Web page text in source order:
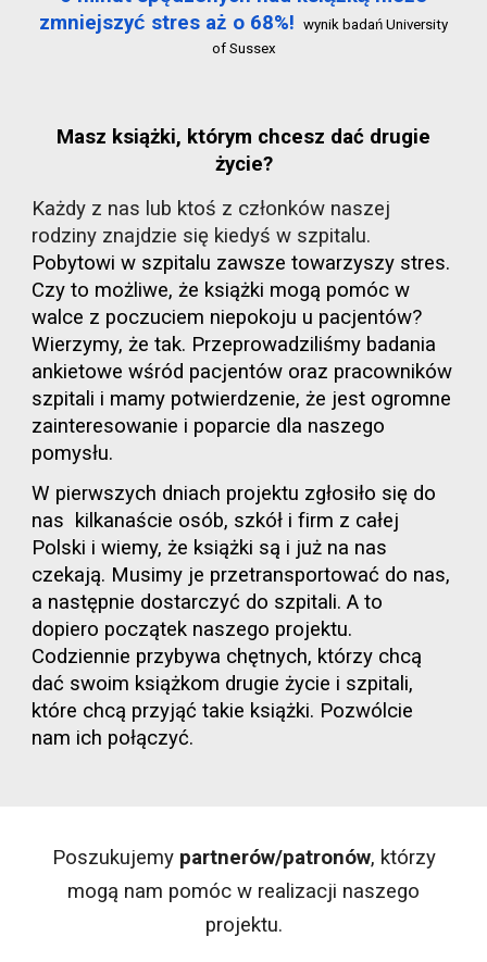
zmniejszyć stres aż o 68%! wynik badań University
of Sussex
Masz książki, którym chcesz dać drugie
życie?
Każdy z nas lub ktoś z członków naszej
rodziny znajdzie się kiedyś w szpitalu.
Pobytowi w szpitalu zawsze towarzyszy stres.
Czy to możliwe, że książki mogą pomóc w
walce z poczuciem niepokoju u pacjentów?
Wierzymy, że tak. Przeprowadziliśmy badania
ankietowe wśród pacjentów oraz pracowników
szpitali i mamy potwierdzenie, że jest ogromne
zainteresowanie i poparcie dla naszego
pomysłu.
W pierwszych dniach projektu zgłosiło się do
nas kilkanaście osób, szkół i firm z całej
Polski i wiemy, że książki są i już na nas
czekają. Musimy je przetransportować do nas,
a następnie dostarczyć do szpitali. A to
dopiero początek naszego projektu.
Codziennie przybywa chętnych, którzy chcą
dać swoim książkom drugie życie i szpitali,
które chcą przyjąć takie książki. Pozwólcie
nam ich połączyć.
Poszukujemy partnerów/patronów, którzy
mogą nam pomóc w realizacji naszego
projektu.